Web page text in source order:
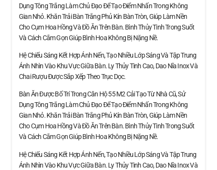
Dụng Tông Trắng Làm Chủ Đạo Để Tạo Điểm Nhấn Trong Không
Gian Nhỏ. Khăn Trải Bàn Trắng Phủ Kín Bàn Tròn, Giúp Làm Nền
Cho Cụm Hoa Hồng Và Đồ Ăn Trên Bàn. Bình Thủy Tinh Trong Suốt
Và Cách Cắm Gọn Giúp Bình Hoa Không Bị Nặng Nề.
Hệ Chiếu Sáng Kết Hợp Ánh Nến, Tạo Nhiều Lớp Sáng Và Tập Trung
Ánh Nhìn Vào Khu Vực Giữa Bàn. Ly Thủy Tinh Cao, Dao Nĩa Inox Và
Chai Rượu Được Sắp Xếp Theo Trục Dọc.
Bàn Ăn Được Bố Trí Trong Căn Hộ 55 M2 Cải Tạo Từ Nhà Cũ, Sử
Dụng Tông Trắng Làm Chủ Đạo Để Tạo Điểm Nhấn Trong Không
Gian Nhỏ. Khăn Trải Bàn Trắng Phủ Kín Bàn Tròn, Giúp Làm Nền
Cho Cụm Hoa Hồng Và Đồ Ăn Trên Bàn. Bình Thủy Tinh Trong Suốt
Và Cách Cắm Gọn Giúp Bình Hoa Không Bị Nặng Nề.
Hệ Chiếu Sáng Kết Hợp Ánh Nến, Tạo Nhiều Lớp Sáng Và Tập Trung
Ánh Nhìn Vào Khu Vực Giữa Bàn. Ly Thủy Tinh Cao, Dao Nĩa Inox Và